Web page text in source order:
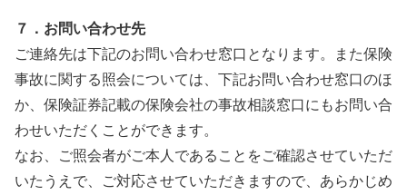
７．お問い合わせ先
ご連絡先は下記のお問い合わせ窓口となります。また保険
事故に関する照会については、下記お問い合わせ窓口のほ
か、保険証券記載の保険会社の事故相談窓口にもお問い合
わせいただくことができます。
なお、ご照会者がご本人であることをご確認させていただ
いたうえで、ご対応させていただきますので、あらかじめ